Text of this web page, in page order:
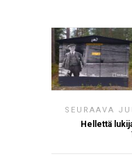
SEURAAVA
Hellettä